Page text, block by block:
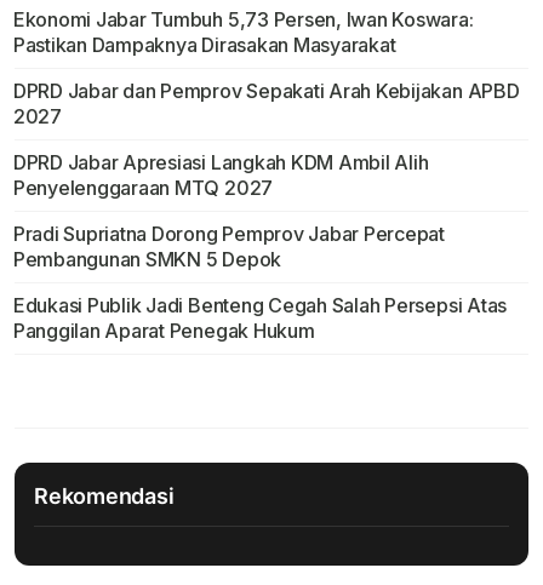
Ekonomi Jabar Tumbuh 5,73 Persen, Iwan Koswara:
Pastikan Dampaknya Dirasakan Masyarakat
DPRD Jabar dan Pemprov Sepakati Arah Kebijakan APBD
2027
DPRD Jabar Apresiasi Langkah KDM Ambil Alih
Penyelenggaraan MTQ 2027
Pradi Supriatna Dorong Pemprov Jabar Percepat
Pembangunan SMKN 5 Depok
Edukasi Publik Jadi Benteng Cegah Salah Persepsi Atas
Panggilan Aparat Penegak Hukum
Rekomendasi